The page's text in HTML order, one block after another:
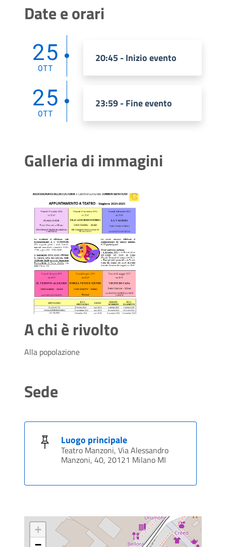
Date e orari
25
OTT
20:45 - Inizio evento
25
OTT
23:59 - Fine evento
Galleria di immagini
A chi è rivolto
Alla popolazione
Sede
Luogo principale
Teatro Manzoni, Via Alessandro
Manzoni, 40, 20121 Milano MI
+